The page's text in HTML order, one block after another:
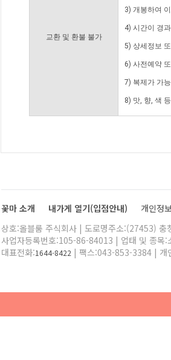
교환 및 환불 불가
3) 개봉하여
4) 시간이 경
5) 상세정보
6) 사전예약
7) 복제가 가
8) 맛, 향, 색
꽃마 소개 내가게 열기(입점안내) 개인정
상호:올블룸 주식회사 | 도로명주소:(27453)
사업자등록번호:105-86-84013 | 업태 및 종목
대표전화:1644-8422 | 팩스:043-853-3384 | 개